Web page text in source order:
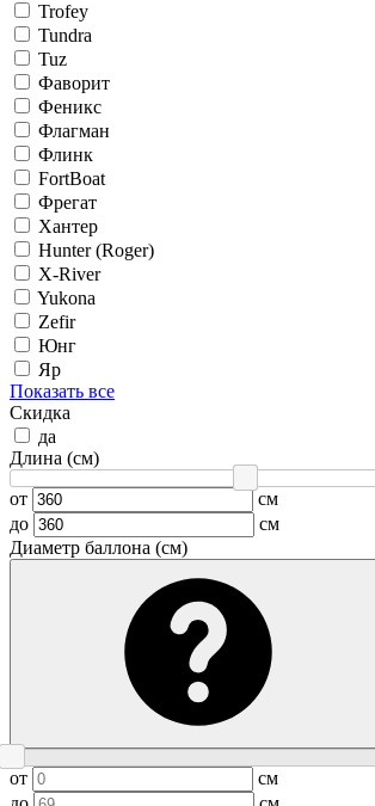
Trofey
Tundra
Tuz
Фаворит
Феникс
Флагман
Флинк
FortBoat
Фрегат
Хантер
Hunter (Roger)
X-River
Yukona
Zefir
Юнг
Яр
Показать все
Скидка
да
Длина (см)
от
см
до
см
Диаметр баллона (см)
от
см